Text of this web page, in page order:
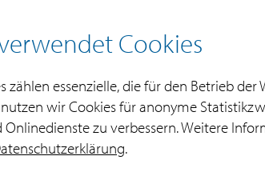
Leistungen
Cookies
zählen essenzielle, die für den Betrieb der
wir Cookies für anonyme
zu verbessern. Weitere
.